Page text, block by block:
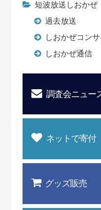
短波放送しおかぜ
過去放送
しおかぜコンサ
しおかぜ通信
調査会ニュー
ネットで寄付
グッズ販売